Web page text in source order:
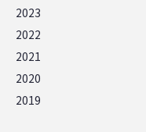
2023
2022
2021
2020
2019